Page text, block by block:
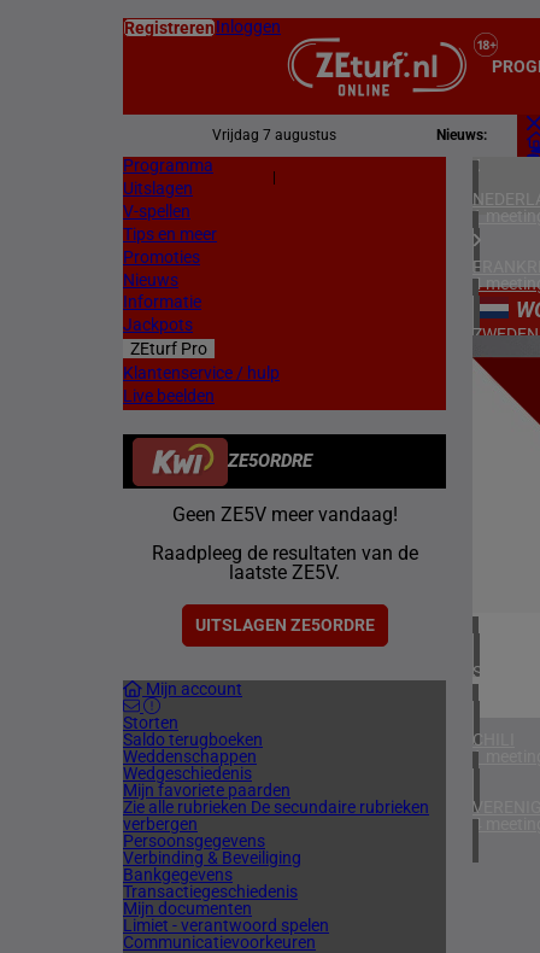
RegistrerenInloggen
Vrijdag 7 augustus Nieuws:
Programma
Uitslagen
V-spellen
Tips en meer
Promoties
Nieuws
Informatie
Jackpots
ZEturf Pro
Klantenservice / hulp
Live beelden
ZE5ORDRE
Geen ZE5V meer vandaag!
Raadpleeg de resultaten van de
laatste ZE5V.
UITSLAGEN ZE5ORDRE
Mijn account
Storten
Saldo terugboeken
Weddenschappen
Wedgeschiedenis
Mijn favoriete paarden
Zie alle rubrieken De secundaire rubrieken
verbergen
Persoonsgegevens
Verbinding & Beveiliging
Bankgegevens
Transactiegeschiedenis
Mijn documenten
Limiet - verantwoord spelen
Communicatievoorkeuren
1
4
ZWEDEN
ZUID-
1
1
SPANJE
1
CHILI
1
4
2
22/04/